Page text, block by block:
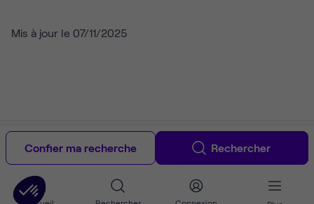
Mis à jour le 07/11/2025
Confier ma recherche Rechercher
Copyright © 2012-2026 Ubiq. Tous droits réservés.À propos
CGU &
mentions légales
Politique de confidentialité
Guide location de